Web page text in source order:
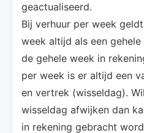
geactualiseerd.
Bij verhuur per week
week altijd als een
de gehele week in
per week is er altijd een
en vertrek (wisseldag).
wisseldag afwijken dan
in rekening gebracht